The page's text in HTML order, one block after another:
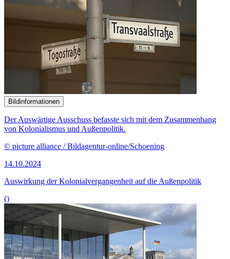
Bildinformationen
Der Auswärtige Ausschuss befasste sich mit dem Zusammenhang
von Kolonialismus und Außenpolitik.
© picture alliance / Bildagentur-online/Schoening
14.10.2024
Auswirkung der Kolonialvergangenheit auf die Außenpolitik
()